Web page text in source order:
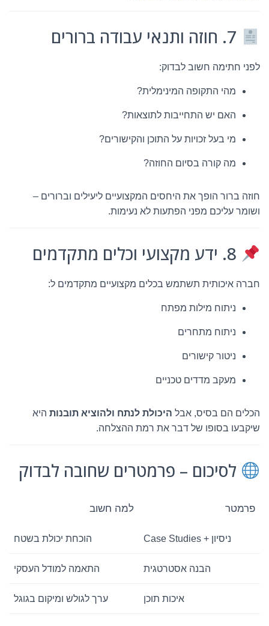
לפני חתימה חשוב לבדוק:
מהי התקופה המינימלית?
האם יש התחייבות לתוצאות?
מי בעל זכויות על התוכן והקישורים?
מה קורה בסיום החוזה?
חוזה ברור הופך את היחסים המקצועיים ליעילים וברורים –
ושומר עליכם מפני הפתעות לא נעימות.
חברה איכותית תשתמש בכלים מקצועיים מתקדמים ל:
ניתוח מילות מפתח
ניתוח מתחרים
ניטור קישורים
מעקב מדדים טכניים
הכלים הם בסיס, אבל היכולת לנתח ולהוציא תובנות היא
שיקבעו בסופו של דבר את רמת ההצלחה.
לסיכום – פרמטרים שחובה לבדוק
פרמטר למה חשוב
ניסיון + Case Studies הוכחת יכולת בשטח
הבנה אסטרטגית התאמה למודל העסקי
איכות תוכן ערך לגולש ומיקום בגוגל